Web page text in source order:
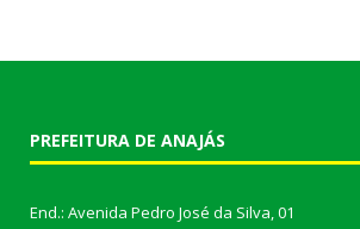
PREFEITURA DE ANAJÁS
End.: Avenida Pedro José da Silva, 01